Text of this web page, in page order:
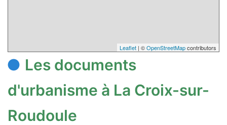
Leaflet | ©OpenStreetMapcontributors
Les documents
d'urbanisme à La Croix-sur-
Roudoule